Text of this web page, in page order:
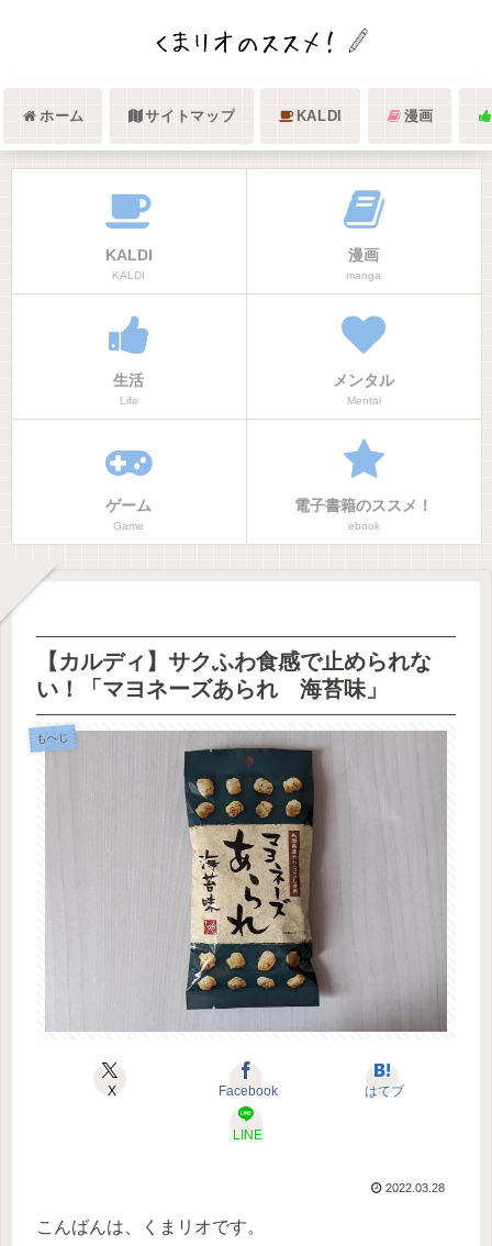
ホーム サイトマップ KALDI 漫画
KALDI
KALDI
漫画
manga
生活
Life
メンタル
Mental
ゲーム
Game
電子書籍のススメ！
ebook
【カルディ】サクふわ食感で止められな
い！「マヨネーズあられ 海苔味」
もへじ
X Facebook はてブ
LINE
2022.03.28
こんばんは、くまリオです。